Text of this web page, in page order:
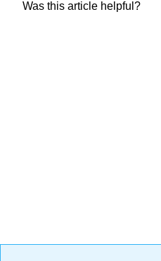
Was this article helpful?